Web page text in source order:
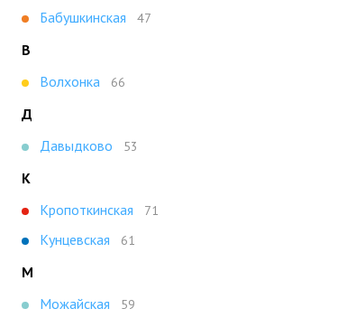
Бабушкинская
47
В
Волхонка
66
Д
Давыдково
53
К
Кропоткинская
71
Кунцевская 61
М
Можайская
59